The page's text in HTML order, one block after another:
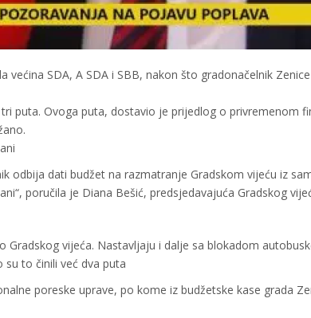
SDA, A SDA i SBB, nakon što gradonačelnik
puta. Ovoga puta, dostavio je prijedlog o privremenom
odbija dati budžet na razmatranje Gradskom vijeću iz
poručila je Diana Bešić, predsjedavajuća Gradskog
vijeća. Nastavljaju i dalje sa blokadom
to činili već dva puta
poreske uprave, po kome iz budžetske kase grada